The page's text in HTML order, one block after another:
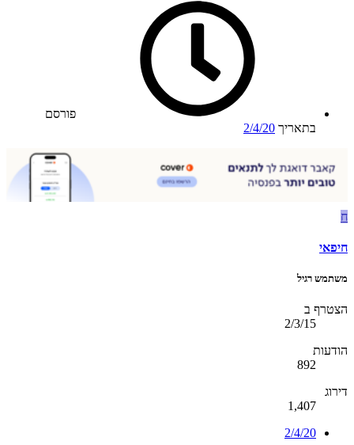
פורסם
בתאריך 2/4/20
ח
חיפאי
משתמש רגיל
הצטרף ב
2/3/15
הודעות
892
דירוג
1,407
2/4/20